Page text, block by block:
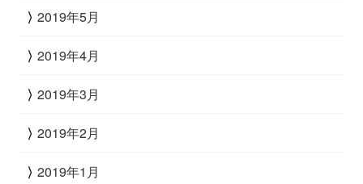
2019年5月
2019年4月
2019年3月
2019年2月
2019年1月